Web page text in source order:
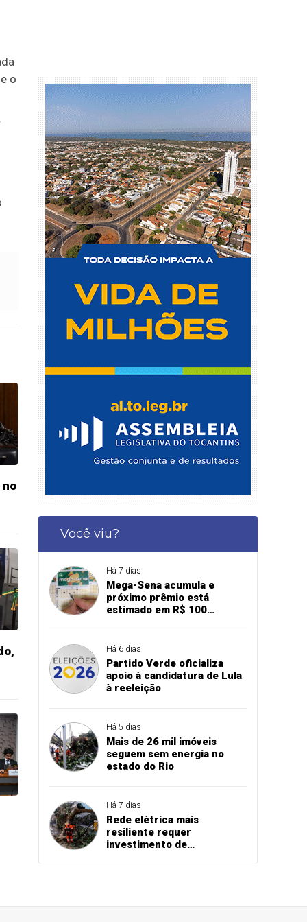
o
no
Você viu?
Há 7 dias
Mega-Sena acumula e
próximo prêmio está
estimado em R$ 100
Há 6 dias
Partido Verde oficializa
apoio à candidatura de Lula
à reeleição
Há 5 dias
Mais de 26 mil imóveis
seguem sem energia no
estado do Rio
Há 7 dias
Rede elétrica mais
resiliente requer
investimento de